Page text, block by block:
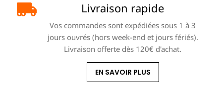
Livraison rapide
Vos commandes sont expédiées sous 1 à 3
jours ouvrés (hors week-end et jours fériés).
Livraison offerte dès 120€ d'achat.
EN SAVOIR PLUS